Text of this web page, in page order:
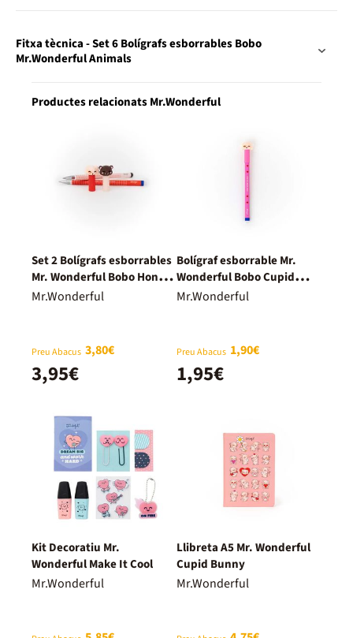
Fitxa tècnica - Set 6 Bolígrafs esborrables Bobo
Mr.Wonderful Animals
Productes relacionats Mr.Wonderful
Set 2 Bolígrafs esborrables
Mr. Wonderful Bobo Honey
Bunny
Mr.Wonderful
Preu Abacus 3,80€
3,95€
Bolígraf esborrable Mr.
Wonderful Bobo Cupid
Bunny
Mr.Wonderful
Preu Abacus 1,90€
1,95€
Kit Decoratiu Mr.
Wonderful Make It Cool
Mr.Wonderful
Llibreta A5 Mr. Wonderful
Cupid Bunny
Mr.Wonderful